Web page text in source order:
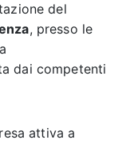
del
, presso le
dai competenti
attiva a